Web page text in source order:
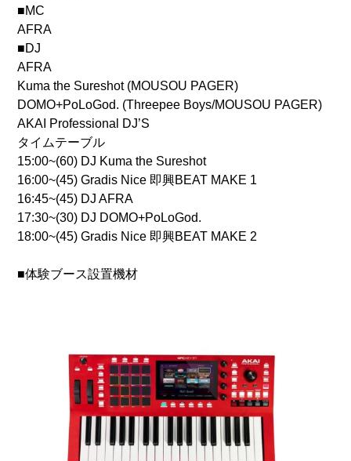
■MC
AFRA
■DJ
AFRA
Kuma the Sureshot (MOUSOU PAGER)
DOMO+PoLoGod. (Threepee Boys/MOUSOU PAGER)
AKAI Professional DJ’S
タイムテーブル
15:00~(60) DJ Kuma the Sureshot
16:00~(45) Gradis Nice 即興BEAT MAKE 1
16:45~(45) DJ AFRA
17:30~(30) DJ DOMO+PoLoGod.
18:00~(45) Gradis Nice 即興BEAT MAKE 2
■体験ブース設置機材